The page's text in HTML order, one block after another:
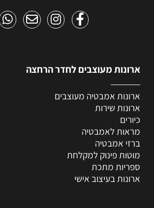
ארונות מעוצבים לחדר הרחצה
ארונות אמבטיה מעוצבים
ארונות שירות
כיורים
מראות לאמבטיה
ברזי אמבטיה
מוטות פינוק למקלחת
ספריות מתכת
ארונות בעיצוב אישי